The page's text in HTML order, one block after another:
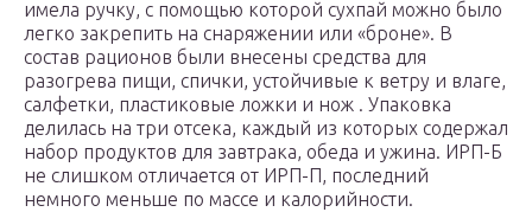
имела ручку, с помощью которой сухпай можно было
легко закрепить на снаряжении или «броне». В
состав рационов были внесены средства для
разогрева пищи, спички, устойчивые к ветру и влаге,
салфетки, пластиковые ложки и нож . Упаковка
делилась на три отсека, каждый из которых содержал
набор продуктов для завтрака, обеда и ужина. ИРП-Б
не слишком отличается от ИРП-П, последний
немного меньше по массе и калорийности.